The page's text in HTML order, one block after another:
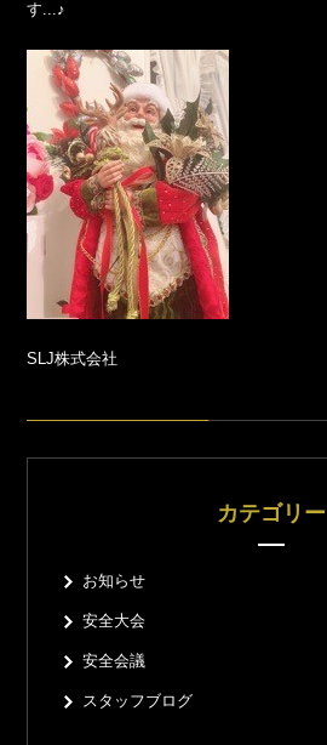
す...♪
SLJ株式会社
カテゴリー
お知らせ
安全大会
安全会議
スタッフブログ